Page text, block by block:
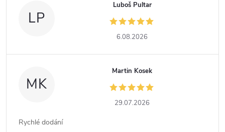
LP
Luboš Pultar
6.08.2026
MK
Martin Kosek
29.07.2026
Rychlé dodání